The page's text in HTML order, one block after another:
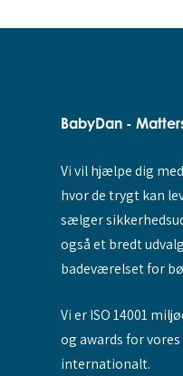
BabyDan -
Vi vil hjælpe dig
hvor de trygt kan
sælger
også et bredt
badeværelset for
Vi er ISO 14001
og awards for
internationalt.